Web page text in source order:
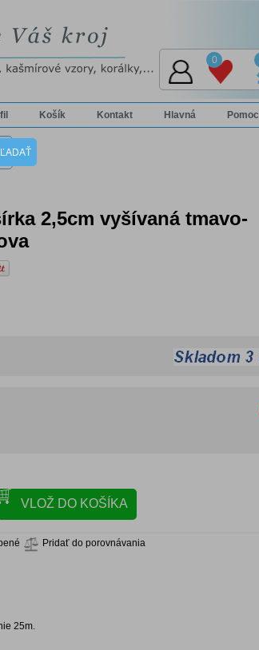
0
Košík Kontakt Hlavná Pomoc
2,5cm vyšívaná tmavo-
Pridať do porovnávania
25m.